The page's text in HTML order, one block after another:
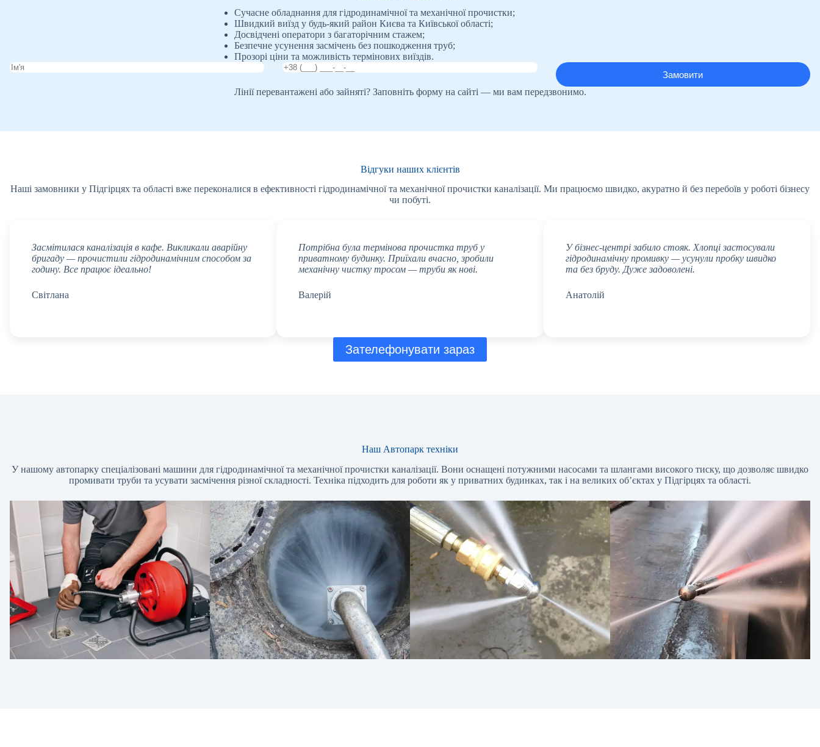
Сучасне обладнання для гідродинамічної та механічної прочистки;
Швидкий виїзд у будь-який район Києва та Київської області;
Досвідчені оператори з багаторічним стажем;
Безпечне усунення засмічень без пошкодження труб;
Прозорі ціни та можливість термінових виїздів.
Лінії перевантажені або зайняті? Заповніть форму на сайті — ми вам передзвонимо.
Відгуки наших клієнтів
Наші замовники у Підгірцях та області вже переконалися в ефективності гідродинамічної та механічної прочистки каналізації. Ми працюємо швидко, акуратно й без перебоїв у роботі бізнесу
чи побуті.
Засмітилася каналізація в кафе. Викликали аварійну
бригаду — прочистили гідродинамічним способом за
годину. Все працює ідеально!
Світлана
Потрібна була термінова прочистка труб у
приватному будинку. Приїхали вчасно, зробили
механічну чистку тросом — труби як нові.
Валерій
У бізнес-центрі забило стояк. Хлопці застосували
гідродинамічну промивку — усунули пробку швидко
та без бруду. Дуже задоволені.
Анатолій
Зателефонувати зараз
Наш Автопарк техніки
У нашому автопарку спеціалізовані машини для гідродинамічної та механічної прочистки каналізації. Вони оснащені потужними насосами та шлангами високого тиску, що дозволяє швидко
промивати труби та усувати засмічення різної складності. Техніка підходить для роботи як у приватних будинках, так і на великих об’єктах у Підгірцях та області.